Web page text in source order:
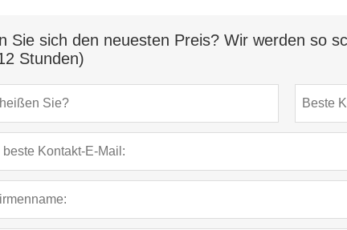
Sie sich den neuesten Preis? Wir werden so
Stunden)